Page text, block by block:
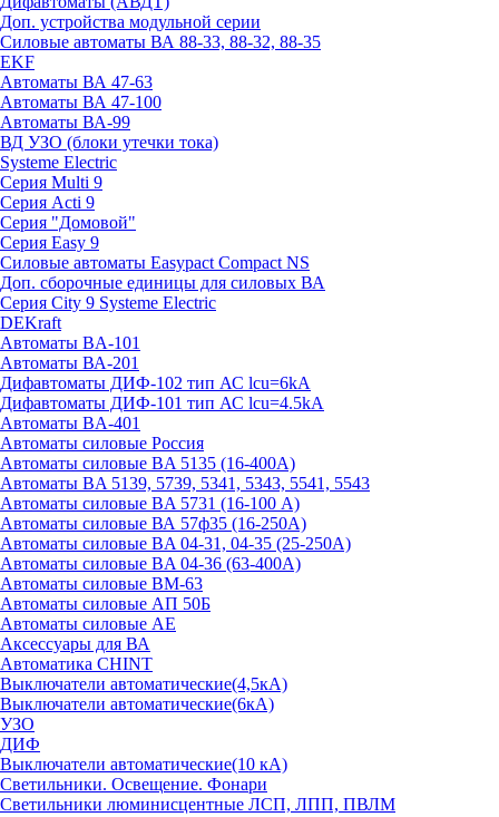
Доп. устройства модульной серии
Силовые автоматы ВА 88-33, 88-32, 88-35
EKF
Автоматы ВА 47-63
Автоматы ВА 47-100
Автоматы ВА-99
ВД УЗО (блоки утечки тока)
Systeme Electric
Серия Multi 9
Серия Acti 9
Серия "Домовой"
Серия Easy 9
Силовые автоматы Easypact Compact NS
Доп. сборочные единицы для силовых ВА
Серия City 9 Systeme Electric
DEKraft
Автоматы BA-101
Автоматы ВА-201
Дифавтоматы ДИФ-102 тип АС lcu=6kA
Дифавтоматы ДИФ-101 тип АС lcu=4.5kA
Автоматы BA-401
Автоматы силовые Россия
Автоматы силовые BA 5135 (16-400А)
Автоматы BA 5139, 5739, 5341, 5343, 5541, 5543
Автоматы силовые BA 5731 (16-100 А)
Автоматы силовые ВА 57ф35 (16-250А)
Автоматы силовые BA 04-31, 04-35 (25-250А)
Автоматы силовые BA 04-36 (63-400А)
Автоматы силовые ВМ-63
Автоматы силовые АП 50Б
Автоматы силовые АЕ
Аксессуары для ВА
Автоматика CHINT
Выключатели автоматические(4,5кА)
Выключатели автоматические(6кА)
УЗО
ДИФ
Выключатели автоматические(10 кА)
Светильники. Освещение. Фонари
Светильники люминисцентные ЛСП, ЛПП, ПВЛМ